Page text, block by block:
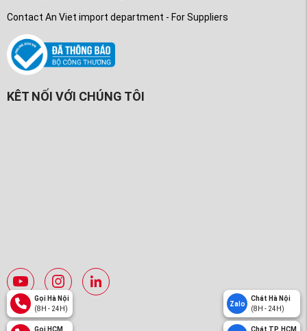
Contact An Viet import department - For Suppliers
KÊT NỐI VỚI CHÚNG TÔI
Gọi Hà Nội
(8H - 24H)
Gọi HCM
Zalo
Chát Hà Nội
(8H - 24H)
Chát TP. HCM